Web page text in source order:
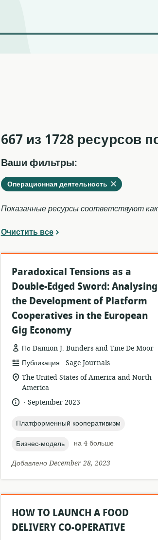
667 из 1728 ресурсов
Ваши фильтры:
Удалить
Операционная деятельностьиз
текущих
Показанные ресурсы соответствуют
Очистить все
Paradoxical Tensions as a
Double-Edged Sword: Analysing
the Development of Platform
Cooperatives in the European
Gig Economy
По Damion J. Bunders and Tine De Moor
формат
ресурса:
Публикация .
издатель:
Sage Journals
актуальное
местонахождение:
The United States of America and North
America
язык:
.
опубликовано
September 2023
topic:
Платформенный кооперативизм
topic:
Бизнес-модель
на 4 больше
Добавлено December 28, 2023
HOW TO LAUNCH A FOOD
DELIVERY CO-OPERATIVE